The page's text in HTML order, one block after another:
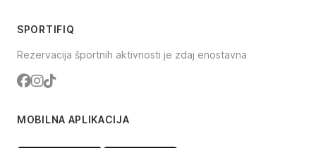
SPORTIFIQ
Rezervacija športnih aktivnosti je zdaj enostavna
Facebook
Instagram
TikTok
MOBILNA APLIKACIJA